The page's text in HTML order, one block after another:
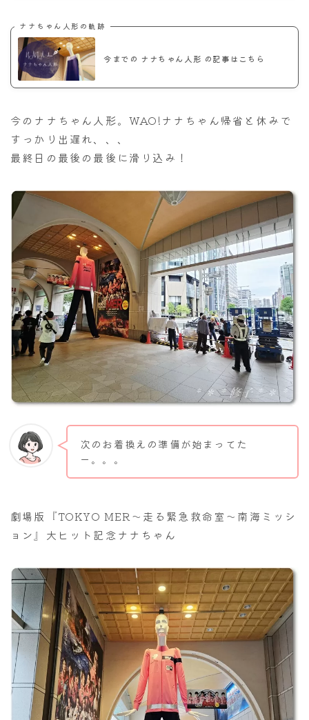
ナナちゃん人形の軌跡
今までの ナナちゃん人形 の記事はこちら
今のナナちゃん人形。WAO!ナナちゃん帰省と休みで
すっかり出遅れ、、、
最終日の最後の最後に滑り込み！
次のお着換えの準備が始まってた
ー。。。
劇場版『TOKYO MER～走る緊急救命室～南海ミッシ
ョン』大ヒット記念ナナちゃん